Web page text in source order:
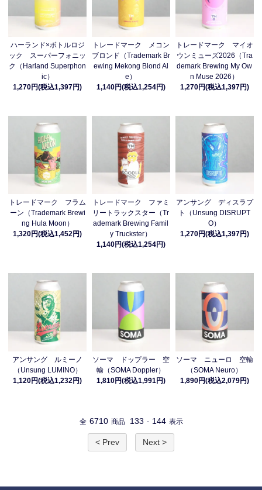
ハーランド×ボトルロジ
ック スーパーフォニッ
ク（Harland Superphon
ic）
1,270円(税込1,397円)
トレードマーク メコン
ブロンド（Trademark Br
ewing Mekong Blond Al
e）
1,140円(税込1,254円)
トレードマーク マイオ
ウンミューズ2026（Tra
demark Brewing My Ow
n Muse 2026）
1,270円(税込1,397円)
トレードマーク フラム
ーン（Trademark Brewi
ng Hula Moon）
1,320円(税込1,452円)
トレードマーク ファミ
リートラックスター（Tr
ademark Brewing Famil
y Truckster）
1,140円(税込1,254円)
アンサング ディスラプ
ト（Unsung DISRUPT
O）
1,270円(税込1,397円)
アンサング ルミーノ
（Unsung LUMINO）
1,120円(税込1,232円)
ソーマ ドップラー 空
輸（SOMA Doppler）
1,810円(税込1,991円)
ソーマ ニューロ 空輸
（SOMA Neuro）
1,890円(税込2,079円)
全 6710 商品 133 - 144 表示
< Prev Next >